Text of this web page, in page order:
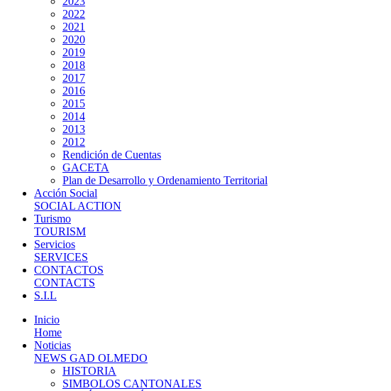
2022
2021
2020
2019
2018
2017
2016
2015
2014
2013
2012
Rendición de Cuentas
GACETA
Plan de Desarrollo y Ordenamiento Territorial
Acción Social
SOCIAL ACTION
Turismo
TOURISM
Servicios
SERVICES
CONTACTOS
CONTACTS
S.I.L
Inicio
Home
Noticias
NEWS GAD OLMEDO
HISTORIA
SIMBOLOS CANTONALES